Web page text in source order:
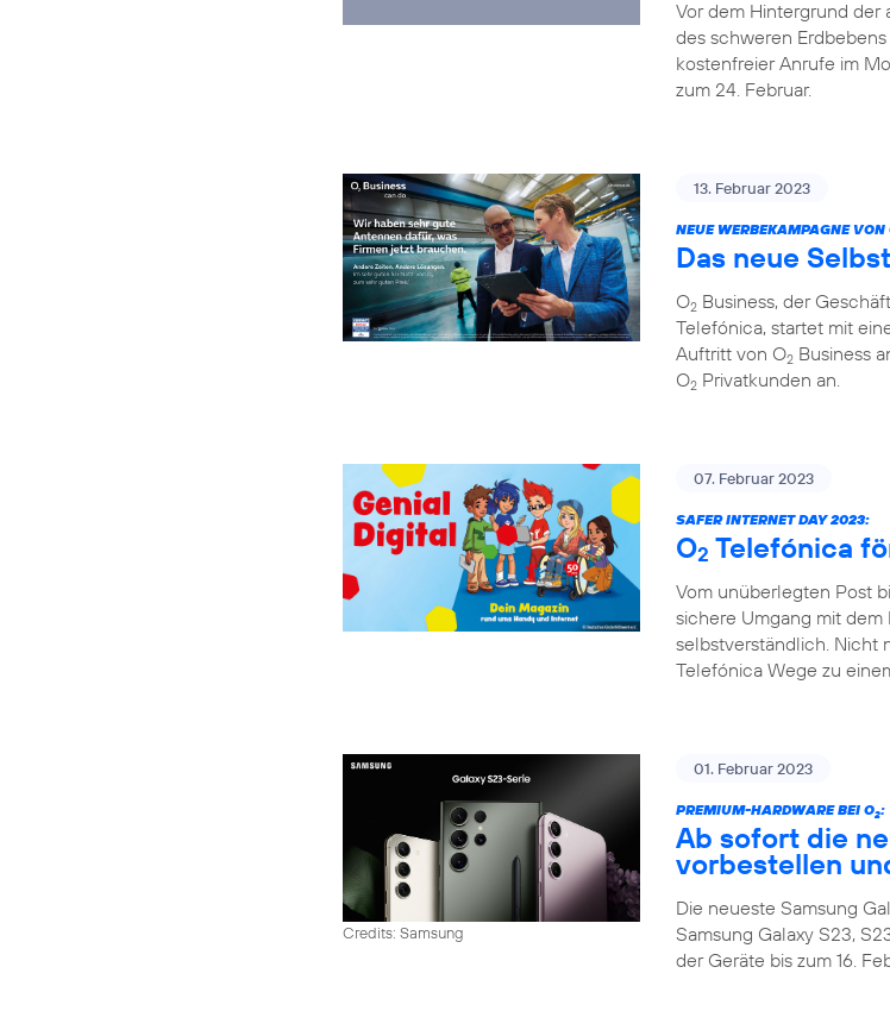
Vor dem Hintergrund der
des schweren
kostenfreier Anrufe im
zum 24. Februar.
13. Februar 2023
NEUE WERBEKAMPAGNE VON
Das neue
O2 Business, der
Telefónica, startet mit
Auftritt von O2 Business
O2 Privatkunden an.
07. Februar 2023
SAFER INTERNET DAY 2023:
O2 Telefónica
Vom unüberlegten Post
sichere Umgang mit
selbstverständlich. Nicht
Telefónica Wege zu
Credits: Samsung
01. Februar 2023
PREMIUM-HARDWARE BEI O2:
Ab sofort die
vorbestellen
Die neueste Samsung
Samsung Galaxy S23,
der Geräte bis zum 16.